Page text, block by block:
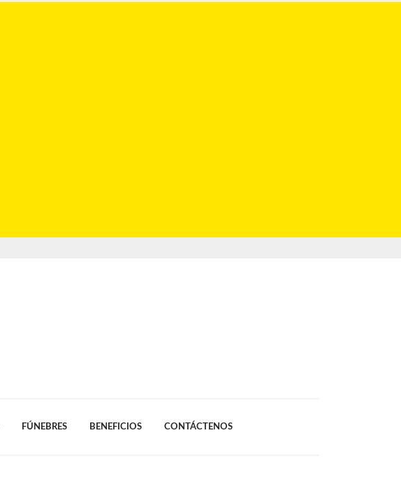
FÚNEBRES BENEFICIOS CONTÁCTENOS